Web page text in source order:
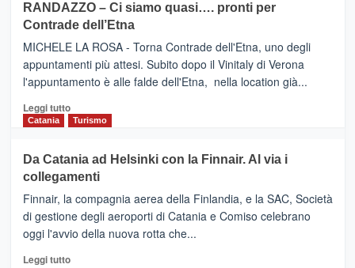
IL
NUOVO
SUMMER
CLUB
VIAGRANDE
(Ct)
–
Benanti
presenta
“Vino
&
Cultura
tappe
dell’enoturismo
RANDAZZO – Ci siamo quasi…. pronti per
Contrade dell’Etna
MICHELE LA ROSA - Torna Contrade dell'Etna, uno degli
appuntamenti più attesi. Subito dopo il Vinitaly di Verona
l'appuntamento è alle falde dell'Etna, nella location già...
Leggi tuttoLeggi
di
RANDAZZO
–
Ci
siamo
quasi….
pronti
per
Catania Turismo
Da Catania ad Helsinki con la Finnair. Al via i
collegamenti
Finnair, la compagnia aerea della Finlandia, e la SAC, Società
di gestione degli aeroporti di Catania e Comiso celebrano
oggi l'avvio della nuova rotta che...
Leggi tuttoLeggi